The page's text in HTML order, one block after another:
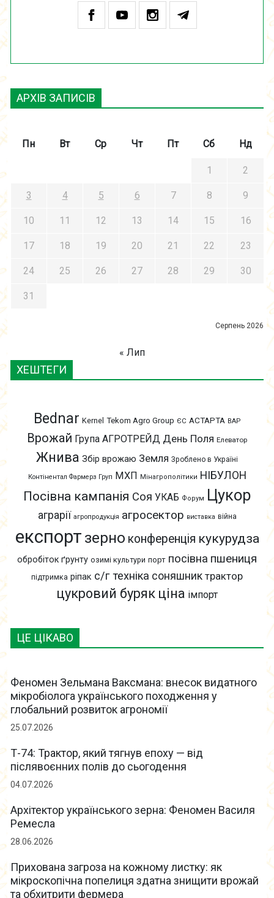
ЦЕ ЦІКАВО
Феномен Зельмана Ваксмана: внесок видатного
мікробіолога українського походження у
глобальний розвиток агрономії
25.07.2026
Т-74: Трактор, який тягнув епоху — від
післявоєнних полів до сьогодення
04.07.2026
Архітектор українського зерна: Феномен Василя
Ремесла
28.06.2026
Прихована загроза на кожному листку: як
мікроскопічна попелиця здатна знищити врожай
та обхитрити фермера
АРХІВ ЗАПИСІВ
Серпень 2026
Пн Вт Ср Чт Пт Сб Нд
1 2
3 4 5 6 7 8 9
10 11 12 13 14 15 16
17 18 19 20 21 22 23
24 25 26 27 28 29 30
31
« Лип
ХЕШТЕГИ
Bednar Kernel Tekom Agro Group ЄС АСТАРТА ВАР
Врожай Група АГРОТРЕЙД День Поля Елеватор
Жнива Збір врожаю Земля Зроблено в Україні
Контінентал Фармерз Груп МХП Мінагрополітики НІБУЛОН
Посівна кампанія Соя УКАБ Форум Цукор
аграрії агропродукція агросектор виставка війна
експорт зерно конференція кукурудза
обробіток ґрунту озимі культури порт посівна пшениця
підтримка ріпак с/г техніка соняшник трактор
цукровий буряк ціна імпорт